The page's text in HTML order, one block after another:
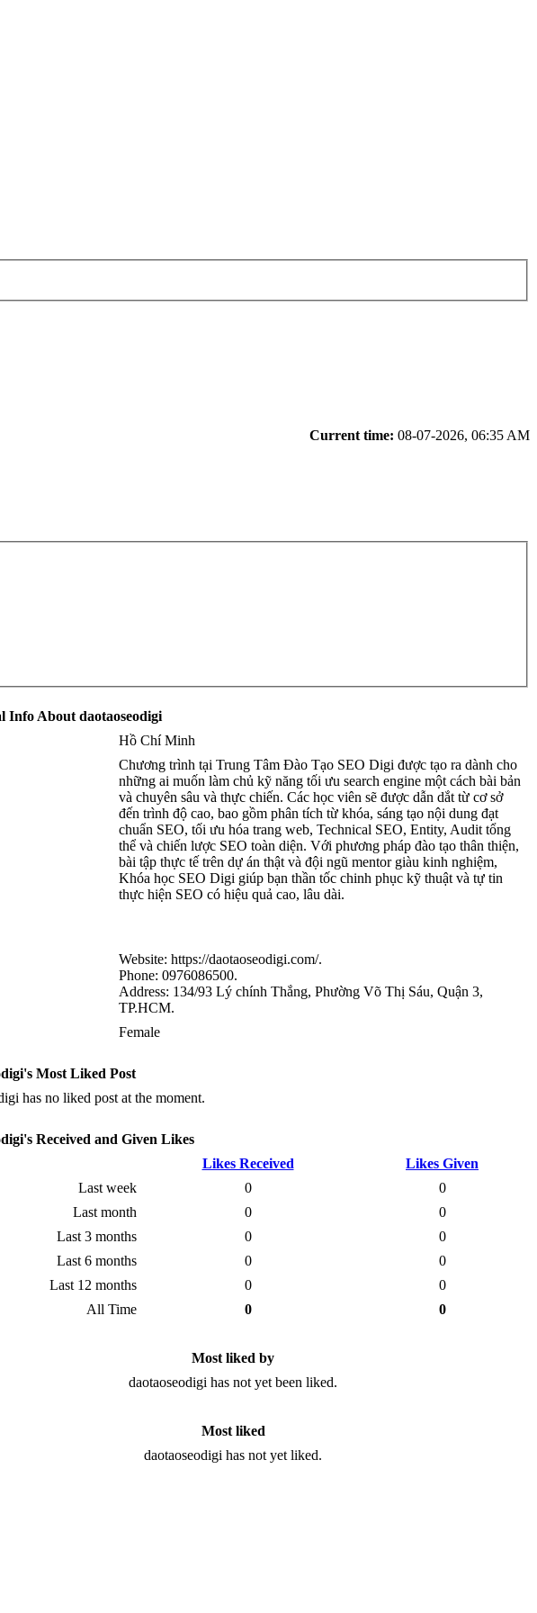
Current time: 08-07-2026, 06:35 AM
Info About daotaoseodigi
Hồ Chí Minh
Chương trình tại Trung Tâm Đào Tạo SEO Digi được tạo ra dành cho
những ai muốn làm chủ kỹ năng tối ưu search engine một cách bài bản
và chuyên sâu và thực chiến. Các học viên sẽ được dẫn dắt từ cơ sở
đến trình độ cao, bao gồm phân tích từ khóa, sáng tạo nội dung đạt
chuẩn SEO, tối ưu hóa trang web, Technical SEO, Entity, Audit tổng
thể và chiến lược SEO toàn diện. Với phương pháp đào tạo thân thiện,
bài tập thực tế trên dự án thật và đội ngũ mentor giàu kinh nghiệm,
Khóa học SEO Digi giúp bạn thần tốc chinh phục kỹ thuật và tự tin
thực hiện SEO có hiệu quả cao, lâu dài.
Website: https://daotaoseodigi.com/.
Phone: 0976086500.
Address: 134/93 Lý chính Thắng, Phường Võ Thị Sáu, Quận 3,
TP.HCM.
Female
Most Liked Post
has no liked post at the moment.
Received and Given Likes
Likes Received
Likes Given
Last week
0
0
Last month
0
0
Last 3 months
0
0
Last 6 months
0
0
Last 12 months
0
0
All Time
0 0
Most liked by
daotaoseodigi has not yet been liked.
Most liked
daotaoseodigi has not yet liked.